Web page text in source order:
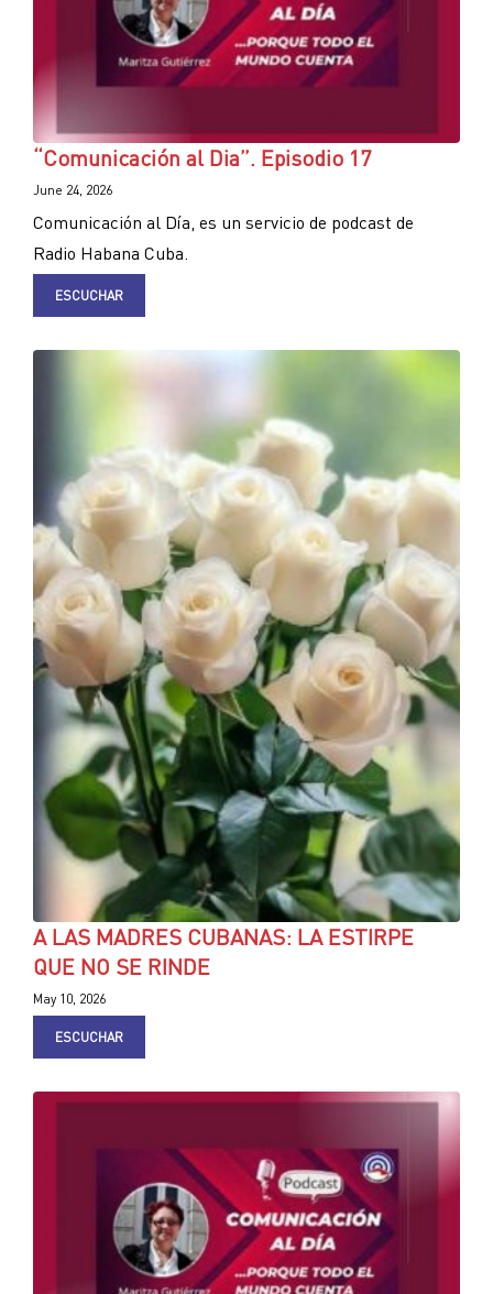
“Comunicación al Dia”. Episodio 17
June 24, 2026
Comunicación al Día, es un servicio de podcast de
Radio Habana Cuba.
ESCUCHAR
A LAS MADRES CUBANAS: LA ESTIRPE
QUE NO SE RINDE
May 10, 2026
ESCUCHAR